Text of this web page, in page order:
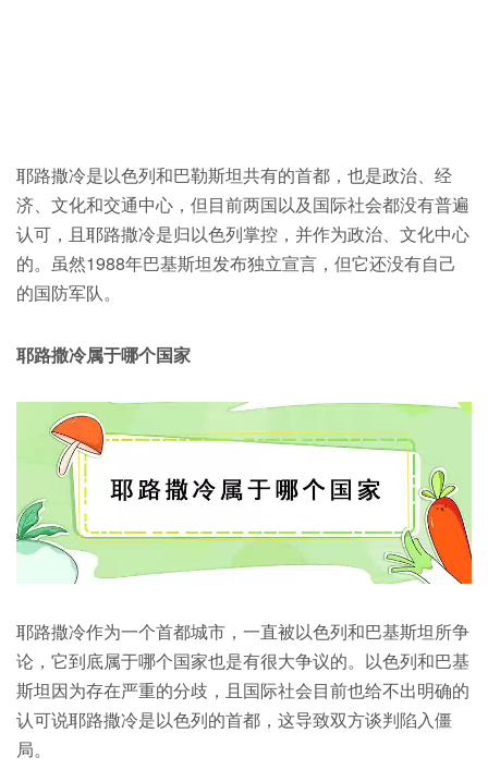
耶路撒冷是以色列和巴勒斯坦共有的首都，也是政治、经
济、文化和交通中心，但目前两国以及国际社会都没有普遍
认可，且耶路撒冷是归以色列掌控，并作为政治、文化中心
的。虽然1988年巴基斯坦发布独立宣言，但它还没有自己
的国防军队。
耶路撒冷属于哪个国家
耶路撒冷作为一个首都城市，一直被以色列和巴基斯坦所争
论，它到底属于哪个国家也是有很大争议的。以色列和巴基
斯坦因为存在严重的分歧，且国际社会目前也给不出明确的
认可说耶路撒冷是以色列的首都，这导致双方谈判陷入僵
局。